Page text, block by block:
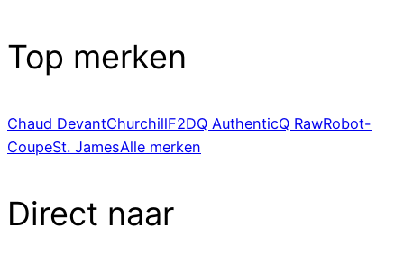
Top merken
Chaud DevantChurchillF2DQ AuthenticQ RawRobot-
CoupeSt. JamesAlle merken
Direct naar